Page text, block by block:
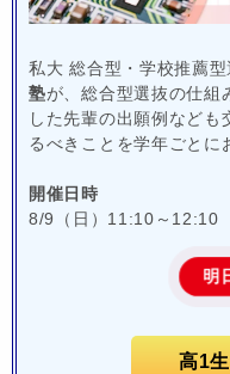
私大 総合型・学校推薦
塾が、総合型選抜の仕組
した先輩の出願例など
るべきことを学年ごとに
開催日時
8/9（日）11:10～12:10
明
高1